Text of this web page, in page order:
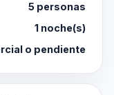
5 personas
1 noche(s)
o pendiente